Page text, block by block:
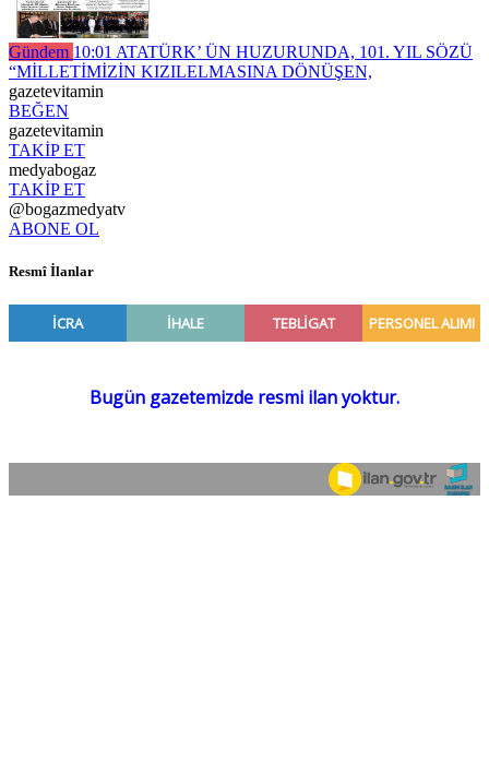
Gündem 10:01 ATATÜRK’ ÜN HUZURUNDA, 101. YIL SÖZÜ
“MİLLETİMİZİN KIZILELMASINA DÖNÜŞEN,
gazetevitamin
BEĞEN
gazetevitamin
TAKİP ET
medyabogaz
TAKİP ET
@bogazmedyatv
ABONE OL
Resmî İlanlar